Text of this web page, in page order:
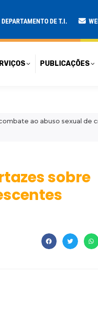
DEPARTAMENTO DE T.I.
PUBLICAÇÕES
ao abuso sexual de
sobre